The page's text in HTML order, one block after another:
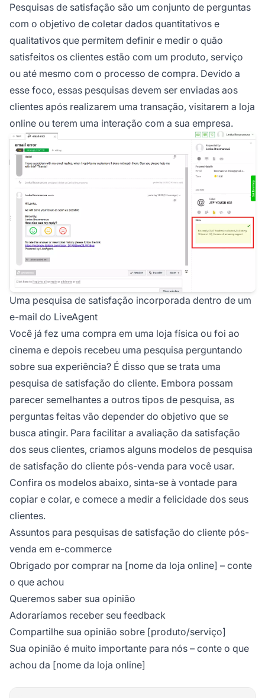
Pesquisas de satisfação são um conjunto de perguntas
com o objetivo de coletar dados quantitativos e
qualitativos que permitem definir e medir o quão
satisfeitos os clientes estão com um produto, serviço
ou até mesmo com o processo de compra. Devido a
esse foco, essas pesquisas devem ser enviadas aos
clientes após realizarem uma transação, visitarem a loja
online ou terem uma interação com a sua empresa.
Uma pesquisa de satisfação incorporada dentro de um
e-mail do LiveAgent
Você já fez uma compra em uma loja física ou foi ao
cinema e depois recebeu uma pesquisa perguntando
sobre sua experiência? É disso que se trata uma
pesquisa de satisfação do cliente. Embora possam
parecer semelhantes a outros tipos de pesquisa, as
perguntas feitas vão depender do objetivo que se
busca atingir. Para facilitar a avaliação da satisfação
dos seus clientes, criamos alguns modelos de pesquisa
de satisfação do cliente pós-venda para você usar.
Confira os modelos abaixo, sinta-se à vontade para
copiar e colar, e comece a medir a felicidade dos seus
clientes.
Assuntos para pesquisas de satisfação do cliente pós-
venda em e-commerce
Obrigado por comprar na [nome da loja online] – conte
o que achou
Queremos saber sua opinião
Adoraríamos receber seu feedback
Compartilhe sua opinião sobre [produto/serviço]
Sua opinião é muito importante para nós – conte o que
achou da [nome da loja online]